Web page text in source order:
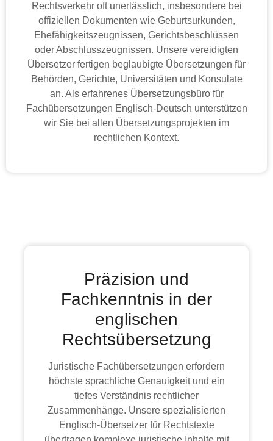
Rechtsverkehr oft unerlässlich, insbesondere bei
offiziellen Dokumenten wie Geburtsurkunden,
Ehefähigkeitszeugnissen, Gerichtsbeschlüssen
oder Abschlusszeugnissen. Unsere vereidigten
Übersetzer fertigen beglaubigte Übersetzungen für
Behörden, Gerichte, Universitäten und Konsulate
an. Als erfahrenes Übersetzungsbüro für
Fachübersetzungen Englisch-Deutsch unterstützen
wir Sie bei allen Übersetzungsprojekten im
rechtlichen Kontext.
Präzision und
Fachkenntnis in der
englischen
Rechtsübersetzung
Juristische Fachübersetzungen erfordern
höchste sprachliche Genauigkeit und ein
tiefes Verständnis rechtlicher
Zusammenhänge. Unsere spezialisierten
Englisch-Übersetzer für Rechtstexte